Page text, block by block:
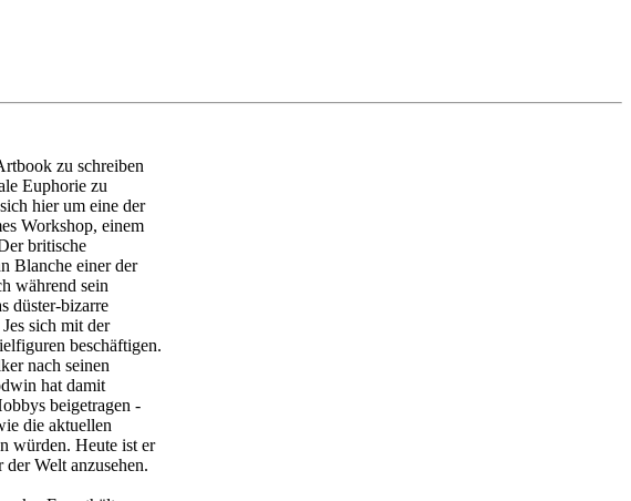
zu schreiben
Euphorie zu
hier um eine der
Workshop, einem
britische
Blanche einer der
während sein
düster-bizarre
sich mit der
beschäftigen.
nach seinen
hat damit
beigetragen -
die aktuellen
würden. Heute ist er
Welt anzusehen.